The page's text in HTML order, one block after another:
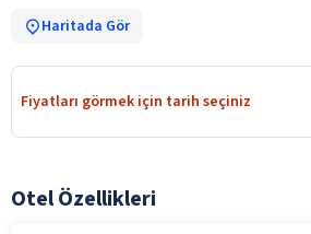
Haritada Gör
Fiyatları görmek için tarih seçiniz
Otel Özellikleri